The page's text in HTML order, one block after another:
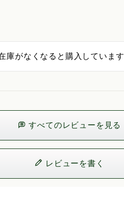
庫がなくなると購入していま
すべてのレビューを見る
レビューを書く